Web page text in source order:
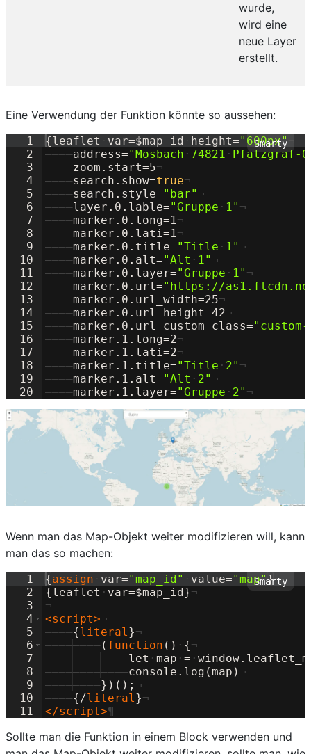
wurde,
wird eine
neue Layer
erstellt.
Eine Verwendung der Funktion könnte so aussehen:
1
2
3
4
5
6
7
8
9
10
11
12
13
14
15
16
17
18
19
20
{leaflet var=$map_id height=" 600px"
————address="Mosbach · 74821 · Pfalzgraf-
————zoom. start=5¬
————search. show=true¬
————search. style=" bar" ¬
————layer.0. lable="Gruppe · 1" ¬
————marker.0. long=1¬
————marker.0. lati=1¬
————marker.0. title="Title · 1" ¬
————marker.0. alt="Alt · 1" ¬
————marker.0. layer="Gruppe · 1" ¬
————marker.0. url=" https://as1.ftcdn.net/
————marker.0.url_width=25¬
————marker.0.url_height=42¬
————marker.0.url_custom_class=" custom-
————marker.1. long=2¬
————marker.1. lati=2¬
————marker.1. title="Title · 2" ¬
————marker.1. alt="Alt · 2" ¬
————marker.1. layer="Gruppe · 2" ¬
Wenn man das Map-Objekt weiter modifizieren will, kann
man das so machen:
1
2
3
4
5
6
7
8
9
10
11
{assign var="map_id" value="map"}¬
{leaflet · var=$map_id}¬
¬
<script>¬
————{literal}¬
————————( function ( ) · {¬
————————————let · map · = ·
————————————console.log(map) ¬
————————} ) ( ) ; ¬
————{/literal}¬
</script>¶
Sollte man die Funktion in einem Block verwenden und